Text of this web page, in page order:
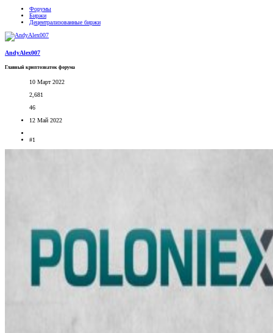
Форумы
Биржи
Децентрализованные биржи
AndyAlex007
Главный криптознаток форума
10 Март 2022
2,681
46
12 Май 2022
#1